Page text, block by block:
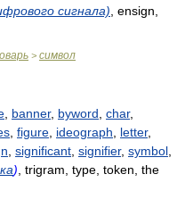
сигнала) , ensign,
> символ
banner, byword char,
figure ideograph letter,
significant signifier, symbol
) , trigram, type, token, the